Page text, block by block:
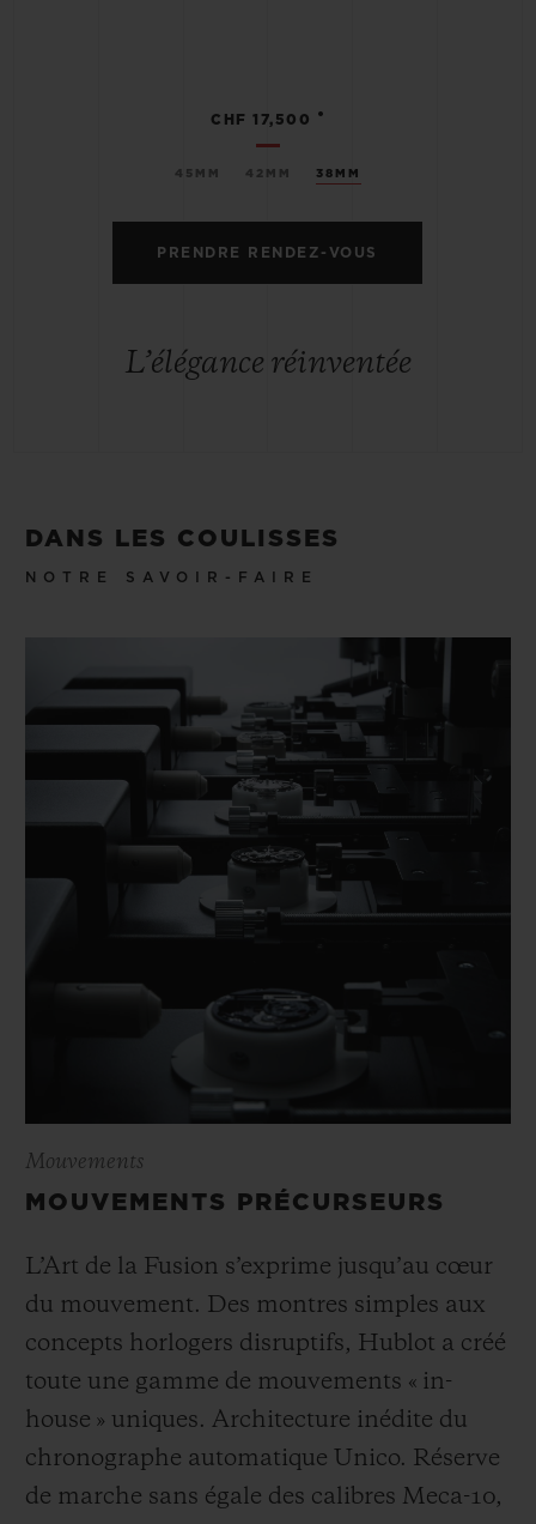
45MM 42MM 38MM
CHF 17,500 •
PRENDRE RENDEZ-VOUS
L’élégance réinventée
DANS LES COULISSES
NOTRE SAVOIR-FAIRE
Mouvements
MOUVEMENTS PRÉCURSEURS
L’Art de la Fusion s’exprime jusqu’au cœur
du mouvement. Des montres simples aux
concepts horlogers disruptifs, Hublot a créé
toute une gamme de mouvements « in-
house » uniques. Architecture inédite du
chronographe automatique Unico. Réserve
de marche sans égale des calibres Meca-10,